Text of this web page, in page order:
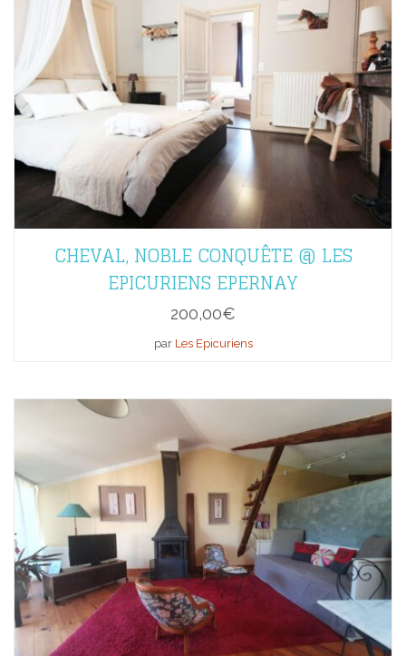
CHEVAL, NOBLE CONQUÊTE @ LES
EPICURIENS EPERNAY
200,00€
par Les Epicuriens